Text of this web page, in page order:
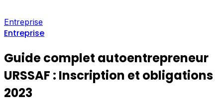
Entreprise
Entreprise
Guide complet autoentrepreneur
URSSAF : Inscription et obligations
2023